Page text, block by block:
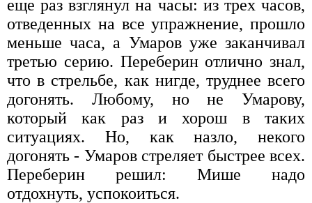
еще раз взглянул на часы: из трех часов,
отведенных на все упражнение, прошло
меньше часа, а Умаров уже заканчивал
третью серию. Переберин отлично знал,
что в стрельбе, как нигде, труднее всего
догонять. Любому, но не Умарову,
который как раз и хорош в таких
ситуациях. Но, как назло, некого
догонять - Умаров стреляет быстрее всех.
Переберин решил: Мише надо
отдохнуть, успокоиться.